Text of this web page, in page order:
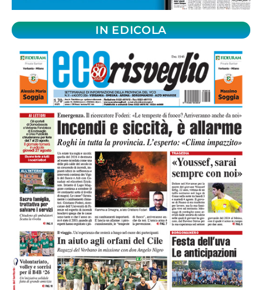
IN EDICOLA